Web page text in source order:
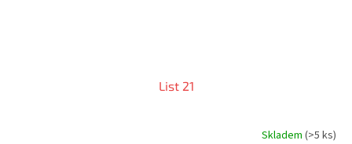
List 21
Skladem (>5 ks)